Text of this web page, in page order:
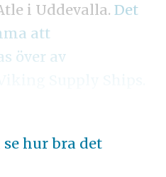
i Uddevalla. Det
att
över av
se hur bra det